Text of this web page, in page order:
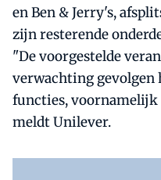
en Ben & Jerry's,
zijn resterende
"De voorgestelde
verwachting gevolgen
functies, voornamelijk
meldt Unilever.